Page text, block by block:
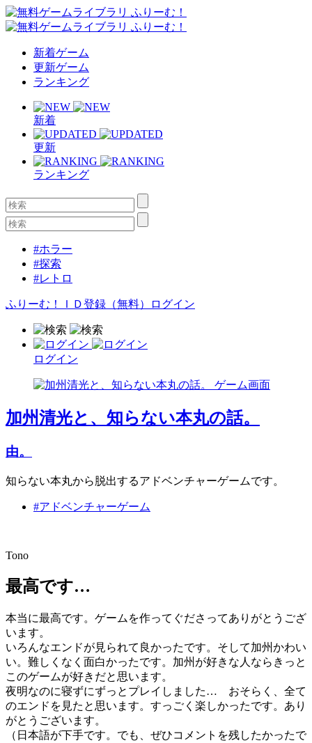
新着ゲーム
更新ゲーム
ランキング
新着
更新
ランキング
#ホラー
#探索
#レトロ
ふりーむ！ＩＤ登録（無料） ログイン
ログイン
加州清光と、知らない本丸の話。
由。
知らない本丸から脱出するアドベンチャーゲームです。
#アドベンチャーゲーム
Tono
最高です…
本当に最高です。ゲームを作ってぐださってありがとうござ
います。
いろんなエンドが見られて良かったです。そして加州かわい
い。難しくなく面白かったです。加州が好きな人ならきっと
このゲームが好きだと思います。
夜明なのに寝ずにずっとプレイしました… おそらく、全て
のエンドを見たと思います。すっごく楽しかったです。あり
がとうございます。
（日本語が下手です。でも、ぜひコメントを残したかったで